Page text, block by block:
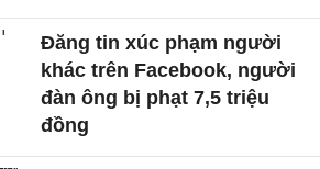
Đăng tin xúc phạm người
khác trên Facebook, người
đàn ông bị phạt 7,5 triệu
đồng